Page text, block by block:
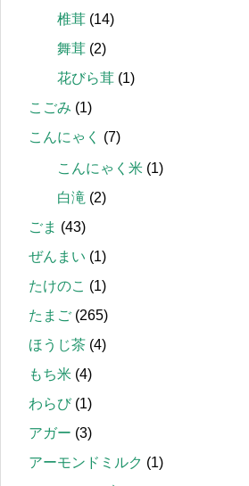
椎茸 (14)
舞茸 (2)
花びら茸 (1)
こごみ (1)
こんにゃく
(7)
こんにゃく米 (1)
白滝 (2)
ごま (43)
ぜんまい (1)
たけのこ (1)
たまご (265)
ほうじ茶 (4)
もち米 (4)
わらび(1)
アガー (3)
アーモンドミルク (1)